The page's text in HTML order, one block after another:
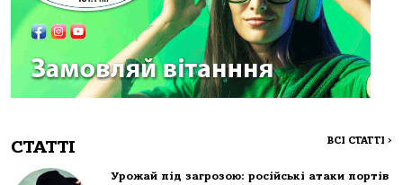
СТАТТІ ВСІ СТАТТІ >
Урожай під загрозою: російські атаки портів